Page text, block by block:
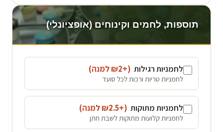
תוספות, לחמים וקינוחים (אופציונלי)
לחמניות רגילות (+₪
2 למנה)
לחמניות טריות ורכות לכל סועד
לחמניות מתוקות (+₪
2.5 למנה)
לחמניות קלועות מתוקות לשבת חתן